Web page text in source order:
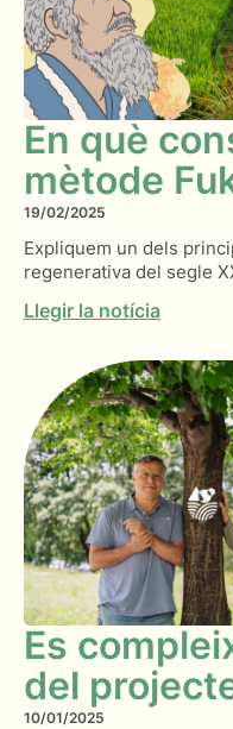
En què
mètode
19/02/2025
Expliquem un dels
regenerativa del segle
Llegir la notícia
Es
del
10/01/2025